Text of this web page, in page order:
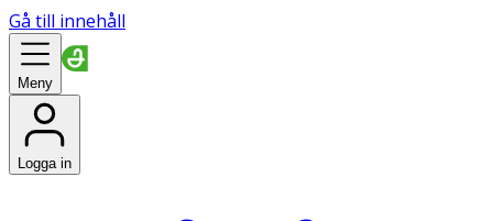
Gå till innehåll
Meny
Logga in